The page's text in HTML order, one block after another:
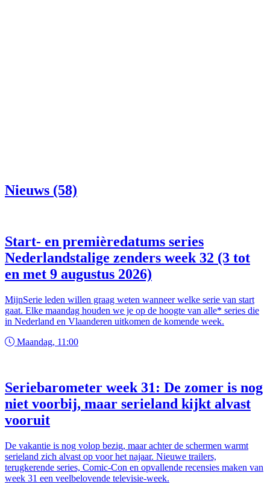
Nieuws (58)
Start- en premièredatums series
Nederlandstalige zenders week 32 (3 tot
en met 9 augustus 2026)
MijnSerie leden willen graag weten wanneer welke serie van start
gaat. Elke maandag houden we je op de hoogte van alle* series die
in Nederland en Vlaanderen uitkomen de komende week.
Maandag, 11:00
Seriebarometer week 31: De zomer is nog
niet voorbij, maar serieland kijkt alvast
vooruit
De vakantie is nog volop bezig, maar achter de schermen warmt
serieland zich alvast op voor het najaar. Nieuwe trailers,
terugkerende series, Comic-Con en opvallende recensies maken van
week 31 een veelbelovende televisie-week.